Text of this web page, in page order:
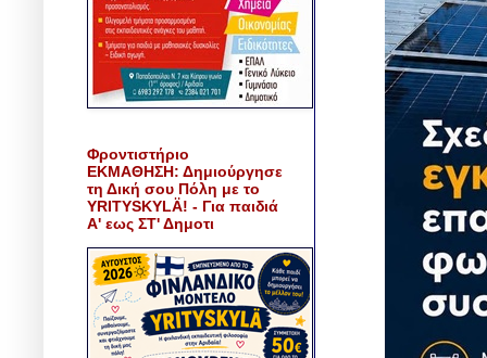
Φροντιστήριο
ΕΚΜΑΘΗΣΗ: Δημιούργησε
τη Δική σου Πόλη με το
YRITYSKYLÄ! - Για παιδιά
Α' εως ΣΤ' Δημοτι